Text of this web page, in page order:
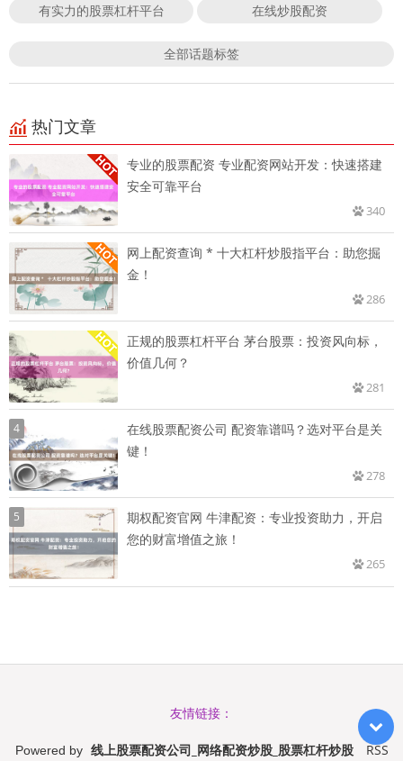
有实力的股票杠杆平台 在线炒股配资
全部话题标签
热门文章
专业的股票配资 专业配资网站开发：快速搭建
安全可靠平台
340
网上配资查询 * 十大杠杆炒股指平台：助您掘
金！
286
正规的股票杠杆平台 茅台股票：投资风向标，
价值几何？
281
4
在线股票配资公司 配资靠谱吗？选对平台是关
键！
278
5
期权配资官网 牛津配资：专业投资助力，开启
您的财富增值之旅！
265
友情链接：
Powered by 线上股票配资公司_网络配资炒股_股票杠杆炒股 RSS